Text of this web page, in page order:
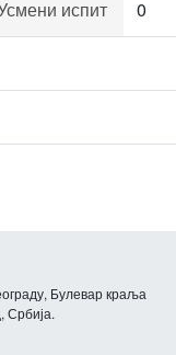
испит 0
Булевар краља
Србија.